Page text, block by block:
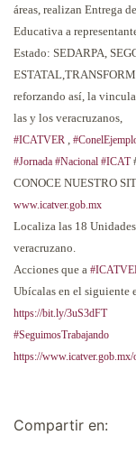
áreas, realizan Entrega
Educativa a
Estado: SEDARPA,
reforzando así, la
las y los veracruzanos,
#ICATVER ,
#Jornada #Nacional #ICAT
CONOCE NUESTRO
www.icatver.gob.mx
Localiza las 18
veracruzano.
Acciones que a
Ubícalas en el siguiente
https://bit.ly/3uS3dFT
#SeguimosTrabajando
https://www.icatver.gob.mx/
Compartir en: